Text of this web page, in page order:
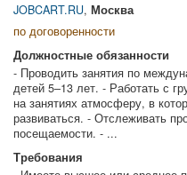
JOBCART.RU, Москва
по договоренности
Должностные обязанности
- Проводить занятия по
детей 5–13 лет. - Работать с
на занятиях атмосферу, в
развиваться. - Отслеживать
посещаемости. - ...
Требования